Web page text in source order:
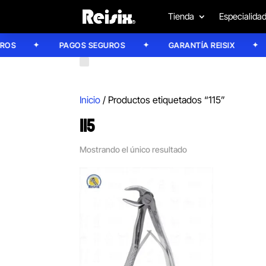
Tienda
PAGOS SEGUROS GARANTÍA REISIX
Inicio / Productos etiquetados “115”
115
Mostrando el único resultado